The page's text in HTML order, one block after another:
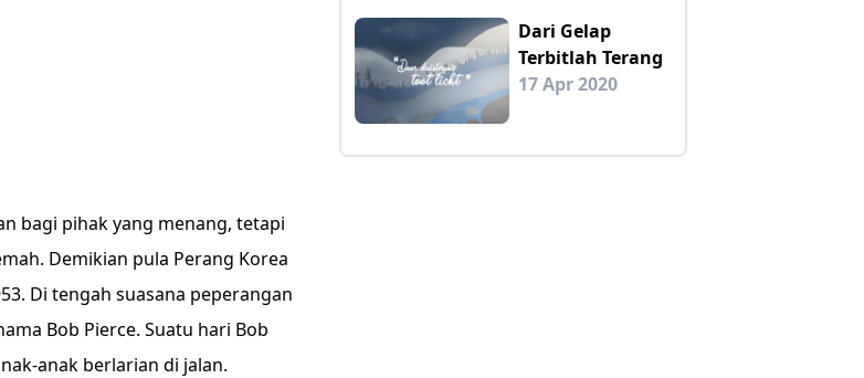
bagi pihak yang menang, tetapi
Demikian pula Perang Korea
Di tengah suasana peperangan
Bob Pierce. Suatu hari Bob
anak berlarian di jalan.
Dari Gelap
Terbitlah Terang
17 Apr 2020